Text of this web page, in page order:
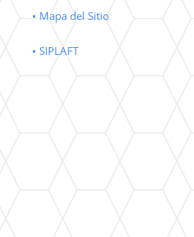
• Mapa del Sitio
• SIPLAFT